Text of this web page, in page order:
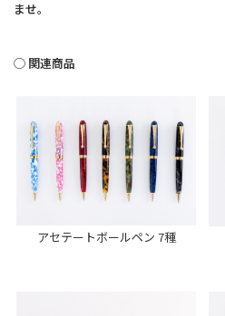
ませ。
◯ 関連商品
アセテートボールペン 7種